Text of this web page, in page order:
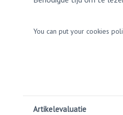
You can put your cookies
Artikelevaluatie